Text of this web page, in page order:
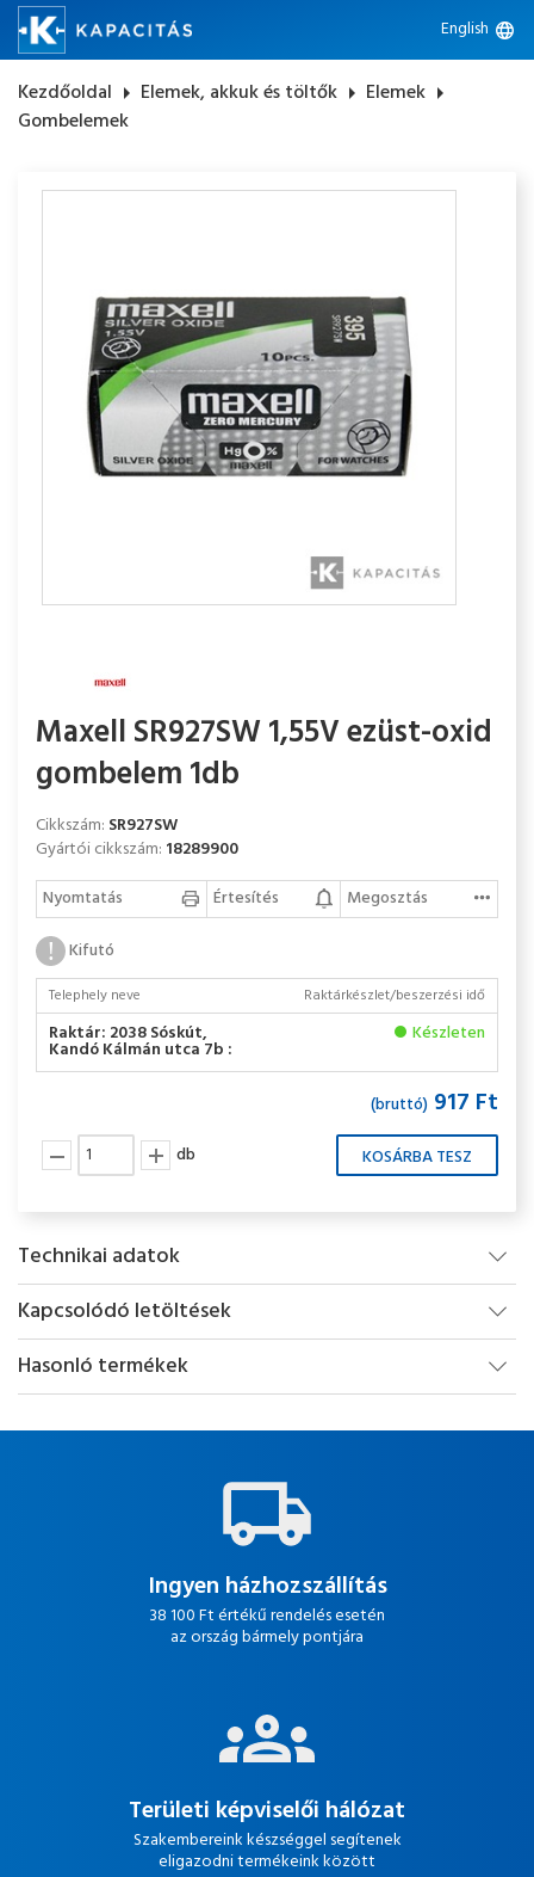
English language
Kezdőoldal arrow_right Elemek, akkuk és töltők arrow_right Elemek arrow_right
Gombelemek
Maxell SR927SW 1,55V ezüst-oxid
gombelem 1db
Cikkszám: SR927SW
Gyártói cikkszám: 18289900
Nyomtatás
Értesítés
Megosztás
Kifutó
Telephely neve Raktárkészlet/beszerzési idő
Raktár: 2038 Sóskút,
Kandó Kálmán utca 7b :
Készleten
(bruttó) 917 Ft
db
Technikai adatok
Kapcsolódó letöltések
Hasonló termékek
Ingyen házhozszállítás
38 100 Ft értékű rendelés esetén
az ország bármely pontjára
Területi képviselői hálózat
Szakembereink készséggel segítenek
eligazodni termékeink között